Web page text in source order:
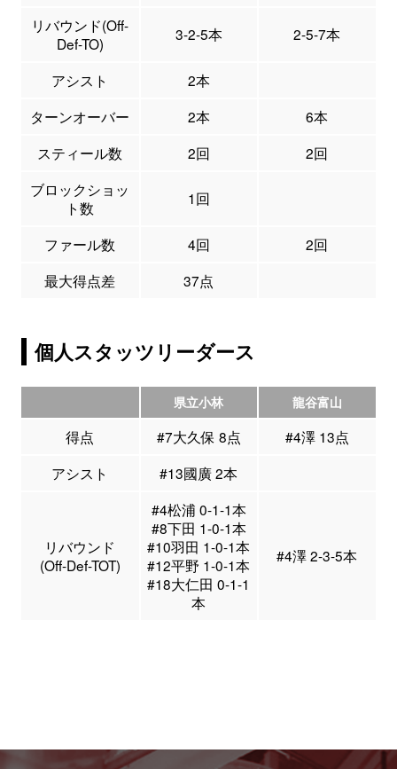
リバウンド(Off-
Def-TO)
3-2-5本 2-5-7本
アシスト
2本
ターンオーバー
2本
6本
スティール数
2回
2回
ブロックショッ
ト数
1回
ファール数 4回
2回
最大得点差
37点
個人スタッツリーダース
県立小林 龍谷富山
得点 #7大久保 8点
#4澤 13点
アシスト
#13國廣 2本
リバウンド
(Off-Def-TOT)
#4松浦 0-1-1本
#8下田 1-0-1本
#10羽田 1-0-1本
#12平野 1-0-1本
#18大仁田 0-1-1
本
#4澤 2-3-5本